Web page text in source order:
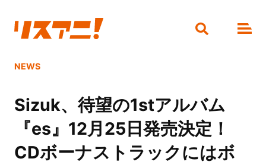
NEWS
Sizuk、待望の1stアルバム
『es』12月25日発売決定！
CDボーナストラックにはボ